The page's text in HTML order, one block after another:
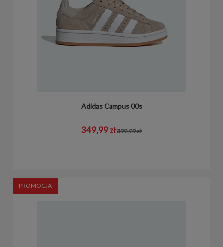
Adidas Campus 00s
349,99 zł399,99 zł
PROMOCJA